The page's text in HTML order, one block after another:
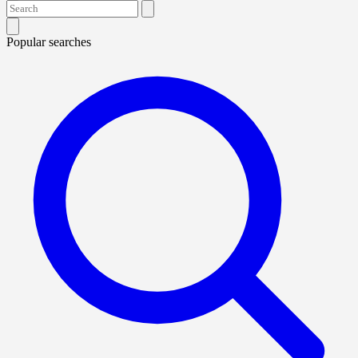
Popular searches